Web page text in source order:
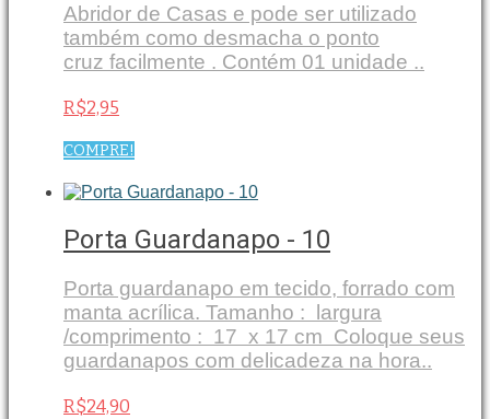
Abridor de Casas e pode ser utilizado
também como desmacha o ponto
cruz facilmente . Contém 01 unidade ..
R$2,95
COMPRE!
Porta Guardanapo - 10
Porta guardanapo em tecido, forrado com
manta acrílica. Tamanho : largura
/comprimento : 17 x 17 cm Coloque seus
guardanapos com delicadeza na hora..
R$24,90